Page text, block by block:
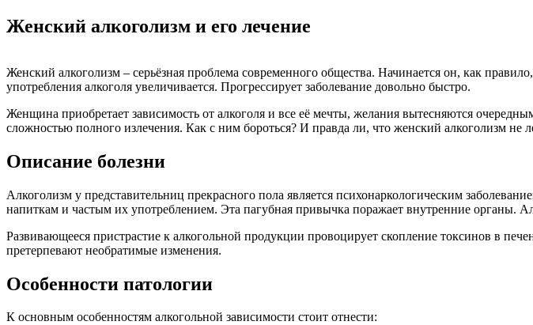
Женский алкоголизм и его лечение
Женский алкоголизм – серьёзная проблема современного общества. Начинается он, как
употребления алкоголя увеличивается. Прогрессирует заболевание довольно быстро.
Женщина приобретает зависимость от алкоголя и все её мечты, желания вытесняются
сложностью полного излечения. Как с ним бороться? И правда ли, что женский алкоголизм не
Описание болезни
Алкоголизм у представительниц прекрасного пола является психонаркологическим
напиткам и частым их употреблением. Эта пагубная привычка поражает внутренние органы.
Развивающееся пристрастие к алкогольной продукции провоцирует скопление токсинов в
претерпевают необратимые изменения.
Особенности патологии
К основным особенностям алкогольной зависимости стоит отнести: